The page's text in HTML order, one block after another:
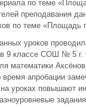
по теме
преподавания
по теме «Площадь
уроков
в 9 классе СОШ № 5 г.
математики
апробации
на уроках повышают